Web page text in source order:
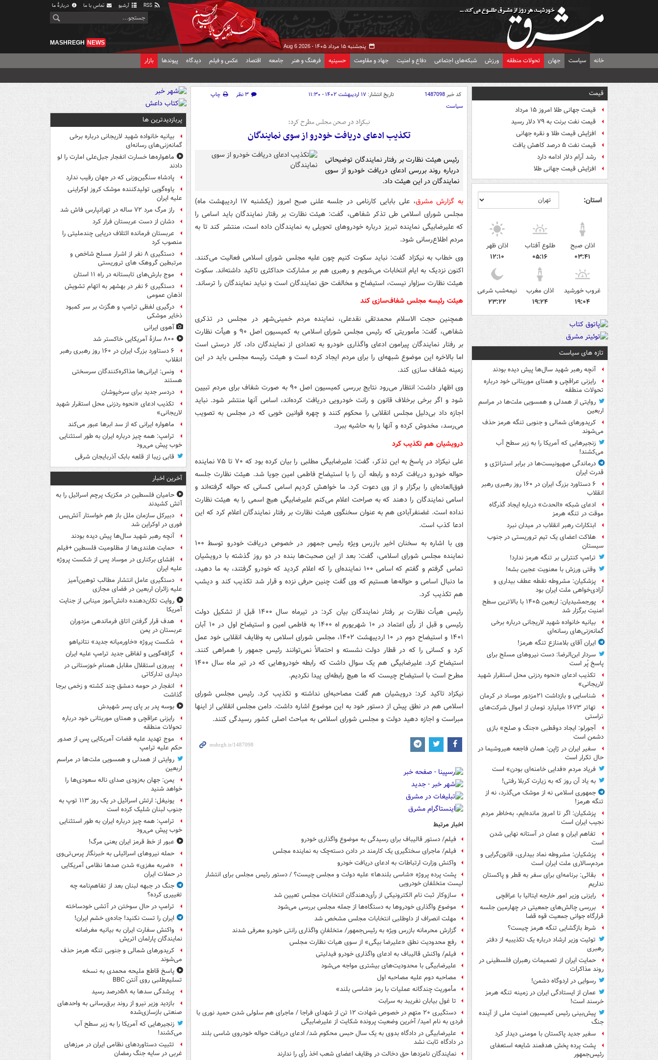
آرشیو تماس با ما دربارهٔ ما
پنجشنبه ۱۵ مرداد ۱۴۰۵ - Aug 6 2026
MASHREGH NEWS
خانه سیاست جهان تحولات منطقه ورزش شبکه‌های اجتماعی دفاع و امنیت جهاد و مقاومت حسینیه فرهنگ و هنر جامعه اقتصاد عکس و فیلم دیدگاه پیوندها بازار
قیمت
قیمت جهانی طلا امروز ۱۵ مرداد
قیمت نفت برنت به ۷۹ دلار رسید
افزایش قیمت طلا و نقره جهانی
قیمت نفت ۵ درصد کاهش یافت
رشد آرام دلار ادامه دارد
افزایش قیمت جهانی طلا
استان:
اذان صبح
۰۳:۴۱
طلوع آفتاب
۰۵:۱۶
اذان ظهر
۱۲:۱۰
غروب خورشید
۱۹:۰۴
اذان مغرب
۱۹:۲۴
نیمه‌شب شرعی
۲۳:۲۲
تازه های سیاست
آنچه رهبر شهید سال‌ها پیش دیده بودند
رایزنی عراقچی و همتای موریتانی خود درباره
تحولات منطقه
روایتی از همدلی و همسویی ملت‌ها در مراسم
اربعین
کریدورهای شمالی و جنوبی تنگه هرمز حذف
می‌شوند
زنجیرهایی که آمریکا را به زیر سطح آب
می‌کشند!
درماندگی صهیونیست‌ها در برابر استراتژی و
قدرت ایران
۶ دستاورد بزرگ ایران در ۱۶۰ روز رهبری رهبر
انقلاب
ادعای شبکه «الحدث» درباره ایجاد گذرگاه
موقت در تنگه هرمز
ابتکارات رهبر انقلاب در میدان نبرد
هلاکت اعضای یک تیم تروریستی در جنوب
سیستان
ترامپ کنترلی بر تنگه هرمز ندارد!
وقتی ورزش با معنویت عجین بشه!
پزشکیان: مشروطه نقطه عطف بیداری و
آزادی‌خواهی ملت ایران بود
پورجمشیدیان: اربعین ۱۴۰۵ با بالاترین سطح
امنیت برگزار شد
بیانیه خانواده شهید لاریجانی درباره برخی
گمانه‌زنی‌های رسانه‌ای
ایران آقای بلامنازع تنگه هرمز!
سردار ابن‌الرضا: دست نیروهای مسلح برای
پاسخ پُر است
تکذیب ادعای «نحوه ردزنی محل استقرار شهید
لاریجانی»
شناسایی و بازداشت ۲۱مزدور موساد در کرمان
تهاتر ۱۶۷۳ میلیارد تومان از اموال شرکت‌های
تراستی
آجورلو: ایجاد دوقطبی «جنگ و صلح‌» بازی
دشمن است
سفیر ایران در ژاپن: همان فاجعه هیروشیما در
حال تکرار است
فریاد مردم «فدایی خامنه‌ای بودن» است
به یاد آن روز که به زیارت کربلا رفتی!
جمهوری اسلامی نه از موشک می‌گذرد، نه از
تنگه هرمز!
پزشکیان: اگر تا امروز مانده‌ایم، به‌خاطر مردم
نجیب ایران است
تفاهم ایران و عمان در آستانه نهایی شدن
است
پزشکیان: مشروطه نماد بیداری، قانون‌گرایی و
مردم‌سالاری ملت ایران است
بقائی: برنامه‌ای برای سفر به قطر و پاکستان
نداریم
رایزنی وزیر امور خارجه ایتالیا با عراقچی
بررسی چالش‌های جمعیتی در چهارمین جلسه
قرارگاه جوانی جمعیت قوه قضا
شرط بازگشایی تنگه هرمز چیست؟
توئیت وزیر ارشاد درباره یک تکذیبیه از دفتر
رهبری
حمایت ایران از تصمیمات رهبران فلسطینی در
روند مذاکرات
رسوایی در اردوگاه دشمن!
عمان از ایستادگی ایران در زمینه تنگه هرمز
خرسند است!
پیش‌بینی رئیس کمیسیون امنیت ملی از آینده
جنگ
سفیر جدید پاکستان با مومنی دیدار کرد
پشت پرده پخش هدفمند شایعه استعفای
رئیس‌جمهور
کد خبر1487098 تاریخ انتشار: ۱۷ اردیبهشت ۱۴۰۲ - ۱۱:۳۰ ۳ نظر
چاپ
سیاست
نیکزاد در صحن مجلس مطرح کرد؛
تکذیب ادعای دریافت خودرو از سوی نمایندگان
رئیس هیئت نظارت بر رفتار نمایندگان توضیحاتی
درباره روند بررسی ادعای دریافت خودرو از سوی
نمایندگان در این هیئت داد.
به گزارش مشرق
، علی بابایی کارنامی در جلسه علنی صبح امروز (یکشنبه ۱۷ اردیبهشت ماه)
مجلس شورای اسلامی طی تذکر شفاهی، گفت: هیئت نظارت بر رفتار نمایندگان باید اسامی را
که علیرضابیگی نماینده تبریز درباره خودروهای تحویلی به نمایندگان داده است، منتشر کند تا به
مردم اطلاع‌رسانی شود.
وی خطاب به نیکزاد گفت: نباید سکوت کنیم چون علیه مجلس شورای اسلامی فعالیت می‌کنند.
اکنون نزدیک به ایام انتخابات می‌شویم و رهبری هم بر مشارکت حداکثری تاکید داشته‌اند. سکوت
هیئت نظارت سزاوار نیست، استیضاح و مخالفت حق نمایندگان است و نباید نمایندگان را ترساند.
هیئت رئیسه مجلس شفاف‌سازی کند
همچنین حجت الاسلام محمدتقی نقدعلی، نماینده مردم خمینی‌شهر در مجلس در تذکری
شفاهی، گفت: مأموریتی که رئیس مجلس شورای اسلامی به کمیسیون اصل ۹۰ و هیأت نظارت
بر رفتار نمایندگان پیرامون ادعای واگذاری خودرو به تعدادی از نمایندگان داد، کار درستی است
اما بالاخره این موضوع شبهه‌ای را برای مردم ایجاد کرده است و هیئت رئیسه مجلس باید در این
زمینه شفاف سازی کند.
وی اظهار داشت: انتظار می‌رود نتایج بررسی کمیسیون اصل ۹۰ به صورت شفاف برای مردم تبیین
شود و اگر برخی برخلاف قانون و رانت خودرویی دریافت کرده‌اند، اسامی آنها منتشر شود. نباید
اجازه داد بی‌دلیل مجلس انقلابی را محکوم کنند و چهره قوانین خوبی که در مجلس به تصویب
می‌رسد، مخدوش کرده و آنها را به حاشیه ببرد.
درویشیان هم تکذیب کرد
علی نیکزاد در پاسخ به این تذکر، گفت: علیرضابیگی مطلبی را بیان کرده بود که ۷۰ تا ۷۵ نماینده
حواله خودرو دریافت کرده و رابطه آن را با استیضاح فاطمی امین جویا شد. هیئت نظارت جلسه
فوق‌العاده‌ای را برگزار و از وی دعوت کرد. ما خواهش کردیم اسامی کسانی که حواله گرفته‌اند و
اسامی نمایندگان را دهند که به صراحت اعلام می‌کنم علیرضابیگی هیچ اسمی را به هیئت نظارت
نداده است. غضنفرآبادی هم به عنوان سخنگوی هیئت نظارت بر رفتار نمایندگان اعلام کرد که این
ادعا کذب است.
وی با اشاره به سخنان اخیر بازرس ویژه رئیس جمهور در خصوص دریافت خودرو توسط ۱۰۰
نماینده مجلس شورای اسلامی، گفت: بعد از این صحبت‌ها بنده در دو روز گذشته با درویشیان
تماس گرفتم و گفتم که اسامی ۱۰۰ نماینده‌ای را که اعلام کردید که خودرو گرفتند، به ما دهید،
ما دنبال اسامی و حواله‌ها هستیم که وی گفت چنین حرفی نزده و قرار شد تکذیب کند و دیشب
هم تکذیب کرد.
رئیس هیأت نظارت بر رفتار نمایندگان بیان کرد: در تیرماه سال ۱۴۰۰ قبل از تشکیل دولت
رئیسی و قبل از رأی اعتماد در ۱۰ شهریورم اه ۱۴۰۰ به فاطمی امین و استیضاح اول در ۱۰ آبان
۱۴۰۱ و استیضاح دوم در ۱۰ اردیبهشت ۱۴۰۲، مجلس شورای اسلامی به وظایف انقلابی خود عمل
کرد و کسانی را که در قطار دولت نشسته و احتمالاً نمی‌توانند رئیس جمهور را همراهی کنند.
استیضاح کرد. علیرضابیگی هم یک سوال داشت که رابطه خودروهایی که در تیر ماه سال ۱۴۰۰
مطرح است با استیضاح چیست که ما هیچ رابطه‌ای پیدا نکردیم.
نیکزاد تاکید کرد: درویشیان هم گفت مصاحبه‌ای نداشته و تکذیب کرد. رئیس مجلس شورای
اسلامی هم در نطق پیش از دستور خود به این موضوع اشاره داشت. دامن مجلس انقلابی از اینها
مبراست و اجازه دهید دولت و مجلس شورای اسلامی به مباحث اصلی کشور رسیدگی کنند.
اخبار مرتبط
فیلم/ دستور قالیباف برای رسیدگی به موضوع واگذاری خودرو
فیلم/ ماجرای سختگیری یک کارمند در دادن دسته‌چک به نماینده مجلس
واکنش وزارت ارتباطات به ادعای دریافت خودرو
پشت پرده پروژه «شاسی بلندها» علیه دولت و مجلس چیست؟ / دستور رئیس مجلس برای انتشار
لیست متخلفان خودرویی
سازوکار ثبت نام الکترونیکی از رأی‌دهندگان انتخابات مجلس تعیین شد
موضوع واگذاری خودروها به دستگاه‌ها از جمله مجلس بررسی می‌شود
مهلت انصراف از داوطلبی انتخابات مجلس مشخص شد
گزارش محرمانه بازرس ویژه به رئیس‌جمهور/ متخلفانِ واگذاری رانتی خودرو معرفی شدند
رفع محدودیت نطق «علیرضا بیگی» از سوی هیات نظارت مجلس
فیلم/ واکنش قالیباف به ادعای واگذاری خودرو فیدلیتی
علیرضابیگی با محدودیت‌های بیشتری مواجه می‌شود
مصاحبه دوم علیه مصاحبه اول
مأموریت چندگانه عملیات با رمز «شاسی بلند»
تا غول بیابان نفریبد به سرابت
دستگیری ۲۰ متهم در خصوص شهادت ۱۲ تن از شهدای فراجا / ماجرای هم سلولی شدن حمید نوری با
فردی به نام امید/ آخرین وضعیت پرونده شکایت از علیرضابیگی
علیرضابیگی در دادگاه بدوی به یک سال حبس محکوم شد/ ادعای دریافت حواله خودروی شاسی بلند
در دادگاه ثابت نشد
نمایندگان نامزدها حق دخالت در وظایف اعضای شعب اخذ رأی را ندارند
پربازدیدترین ها
بیانیه خانواده شهید لاریجانی درباره برخی
گمانه‌زنی‌های رسانه‌ای
ماهواره‌ها خسارت انفجار جبل‌علی امارت را لو
دادند
پادشاه سنگین‌وزنی که در جهان رقیب ندارد
یاوه‌گویی تولیدکننده موشک کروز اوکراینی
علیه ایران
راز مرگ مرد ۷۲ ساله در تهرانپارس فاش شد
دشان از دست عربستان فرار کرد
عربستان فرمانده ائتلاف دریایی چندملیتی را
منصوب کرد
دستگیری ۸ نفر از اشرار مسلح شاخص و
مرتبطین گروهک های تروریستی
موج بارش‌های تابستانه در راه ۱۱ استان
دستگیری ۶ نفر در بهشهر به اتهام تشویش
اذهان عمومی
درگیری لفظی ترامپ و هگزث بر سر کمبود
ذخایر موشکی
آهوی ایرانی
۸۰۰ سازۀ آمریکایی خاکستر شد
۶ دستاورد بزرگ ایران در ۱۶۰ روز رهبری رهبر
انقلاب
ونس: ایرانی‌ها مذاکره‌کنندگان سرسختی
هستند
دردسر جدید برای سرخپوشان
تکذیب ادعای «نحوه ردزنی محل استقرار شهید
لاریجانی»
ماهواره ایرانی که از سد ابرها عبور می‌کند
ترامپ: همه چیز درباره ایران به طور استثنایی
خوب پیش می‌رود
قابی زیبا از قلعه بابک آذربایجان شرقی
آخرین اخبار
حامیان فلسطین در مکزیک پرچم اسرائیل را به
آتش کشیدند
دبیرکل سازمان ملل باز هم خواستار آتش‌بس
فوری در اوکراین شد
آنچه رهبر شهید سال‌ها پیش دیده بودند
حمایت هلندی‌ها از مظلومیت فلسطین +فیلم
افشای برکناری در موساد پس از شکست پروژه
علیه ایران
دستگیری عامل انتشار مطالب توهین‌آمیز
علیه زائران اربعین در فضای مجازی
روایت تکان‌دهنده دانش‌آموز مینابی از جنایت
آمریکا
هدف قرار گرفتن اتاق‌ فرماندهی مزدوران
عربستان در یمن
شکست پروژه «خاورمیانه جدید» نتانیاهو
گزافه‌گویی و لفاظی جدید ترامپ علیه ایران
پیروزی استقلال مقابل همنام خوزستانی در
دیداری تدارکاتی
انفجار در حومه دمشق چند کشته و زخمی برجا
گذاشت
بوسه‌ پدر بر پای پسر شهیدش
رایزنی عراقچی و همتای موریتانی خود درباره
تحولات منطقه
موج تهدید علیه قضات آمریکایی پس از صدور
حکم علیه ترامپ
روایتی از همدلی و همسویی ملت‌ها در مراسم
اربعین
یمن: جهان به‌زودی صدای ناله سعودی‌ها را
خواهد شنید
یونیفل: ارتش اسرائیل در یک روز ۱۱۳ توپ به
جنوب لبنان شلیک کرده است
ترامپ: همه چیز درباره ایران به طور استثنایی
خوب پیش می‌رود
عبور از خط قرمز ایران یعنی مرگ!
حمله نیروهای اسرائیلی به خبرنگار پرس‌تی‌وی
«ضربه مغزی» شدن صدها نظامی آمریکایی
در حملات ایران
جنگ در جبهه لبنان بعد از تفاهم‌نامه چه
تغییری کرده؟
ترامپ در حال سوختن در آتشی خودساخته
ایران را تست نکنید! جاده‌ی خشم ایران!
واکنش سفارت ایران به بیانیه مغرضانه
نمایندگان پارلمان اتریش
کریدورهای شمالی و جنوبی تنگه هرمز حذف
می‌شوند
پاسخ قاطع ملیحه محمدی به نسخه
تسلیم‌طلبی روی آنتن BBC
پرشدگی سدها به ۵۸درصد رسید
بازدید وزیر نیرو از روند برق‌رسانی به واحدهای
صنعتی بازسازی‌شده
زنجیرهایی که آمریکا را به زیر سطح آب
می‌کشند!
تثبیت دستاوردهای نظامی ایران در مرزهای
غربی در سایه جنگ رمضان